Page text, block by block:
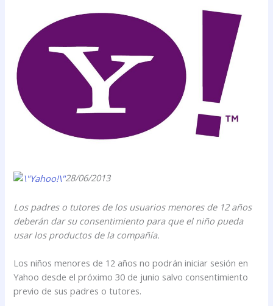
28/06/2013
Los padres o tutores de los usuarios menores de 12 años
deberán dar su consentimiento para que el niño pueda
usar los productos de la compañía.
Los niños menores de 12 años no podrán iniciar sesión en
Yahoo desde el próximo 30 de junio salvo consentimiento
previo de sus padres o tutores.